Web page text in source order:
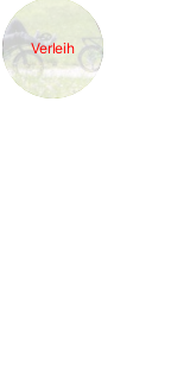
Verleih